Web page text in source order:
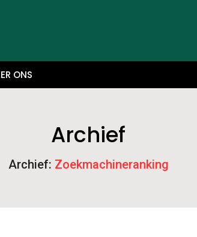
ONS
Archief
Archief: Zoekmachineranking